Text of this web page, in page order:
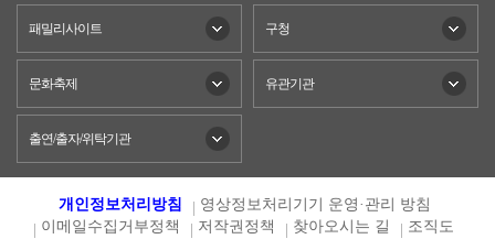
패밀리사이트 구청
문화축제 유관기관
출연/출자/위탁기관
개인정보처리방침
영상정보처리기기 운영·관리 방침
이메일수집거부정책
저작권정책 찾아오시는 길
조직도